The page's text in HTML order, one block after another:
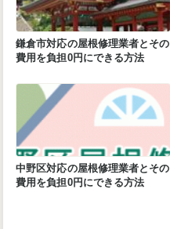
鎌倉市対応の屋根修理業者とその
費用を負担0円にできる方法
中野区対応の屋根修理業者とその
費用を負担0円にできる方法